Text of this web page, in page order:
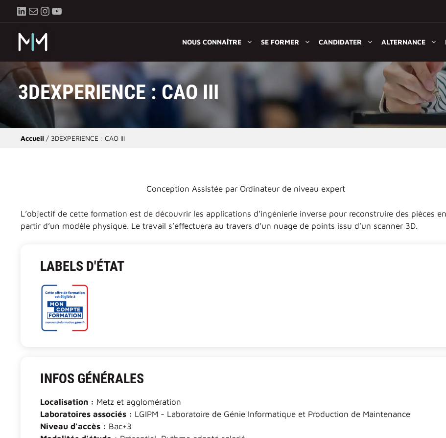
LinkedIn
E-mailInstagram
YouTube
NOUS CONNAÎTRE SE FORMER CANDIDATER ALTERNANCE
3DEXPERIENCE : CAO III
Accueil / 3DEXPERIENCE : CAO III
Conception Assistée par Ordinateur de niveau expert
L’objectif de cette formation est de découvrir les applications d’ingénierie inverse pour reconstruire des pièces
partir d’un modèle physique. Le travail s’effectuera au travers d’un nuage de points issu d’un scanner 3D.
LABELS D'ÉTAT
INFOS GÉNÉRALES
Localisation : Metz et agglomération
Laboratoires associés : LGIPM - Laboratoire de Génie Informatique et Production de Maintenance
Niveau d'accès : Bac+3